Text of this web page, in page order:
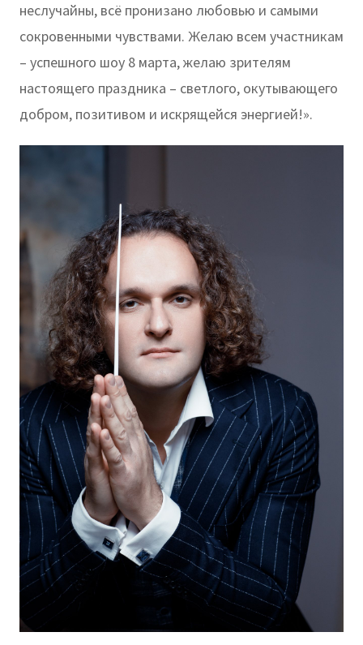
неслучайны, всё пронизано любовью и самыми
сокровенными чувствами. Желаю всем участникам
– успешного шоу 8 марта, желаю зрителям
настоящего праздника – светлого, окутывающего
добром, позитивом и искрящейся энергией!».